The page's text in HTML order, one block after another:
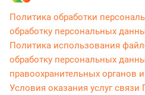
Политика обработки
обработку персональных
Политика использования
обработку персональных
правоохранительных органов
Условия оказания услуг связи